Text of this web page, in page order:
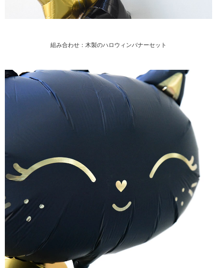
組み合わせ： 木製のハロウィンバナーセット